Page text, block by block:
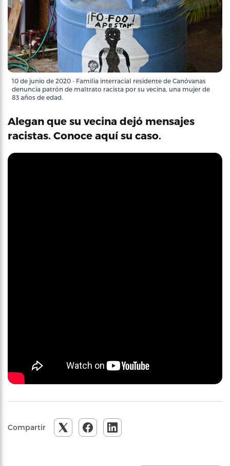
10 de junio de 2020 - Familia interracial residente de Canóvanas
denuncia patrón de maltrato racista por su vecina, una mujer de
83 años de edad.
Alegan que su vecina dejó mensajes
racistas. Conoce aquí su caso.
Compartir